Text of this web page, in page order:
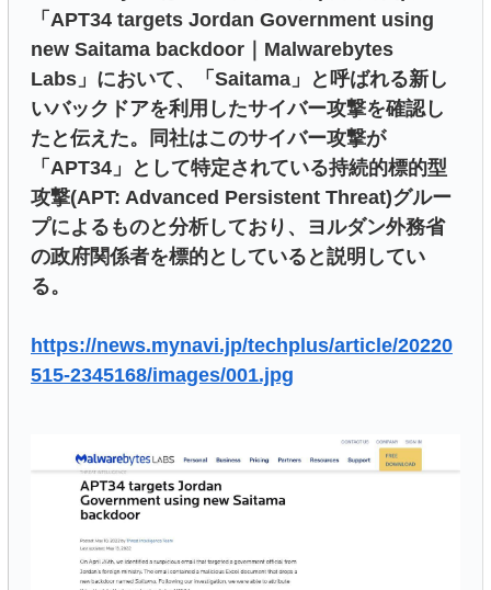
「APT34 targets Jordan Government using
new Saitama backdoor｜Malwarebytes
Labs」において、「Saitama」と呼ばれる新し
いバックドアを利用したサイバー攻撃を確認し
たと伝えた。同社はこのサイバー攻撃が
「APT34」として特定されている持続的標的型
攻撃(APT: Advanced Persistent Threat)グルー
プによるものと分析しており、ヨルダン外務省
の政府関係者を標的としていると説明してい
る。
https://news.mynavi.jp/techplus/article/20220
515-2345168/images/001.jpg